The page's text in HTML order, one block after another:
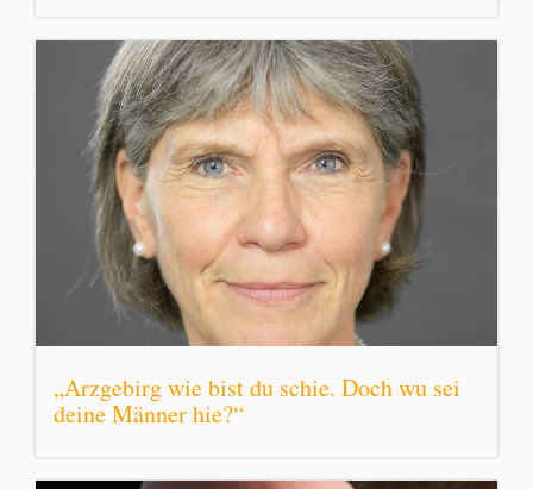
„Arzgebirg wie bist du schie. Doch wu sei
deine Männer hie?“